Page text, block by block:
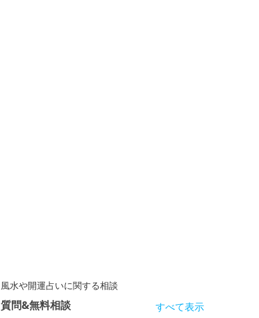
風水や開運占いに関する相談
質問&無料相談 すべて表示